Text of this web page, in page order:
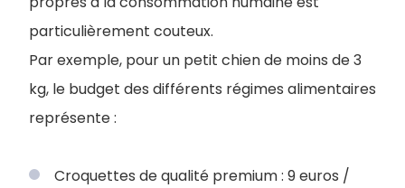
particulièrement couteux.
Par exemple, pour un petit chien de moins de 3
kg, le budget des différents régimes alimentaires
représente :
Croquettes de qualité premium : 9 euros /